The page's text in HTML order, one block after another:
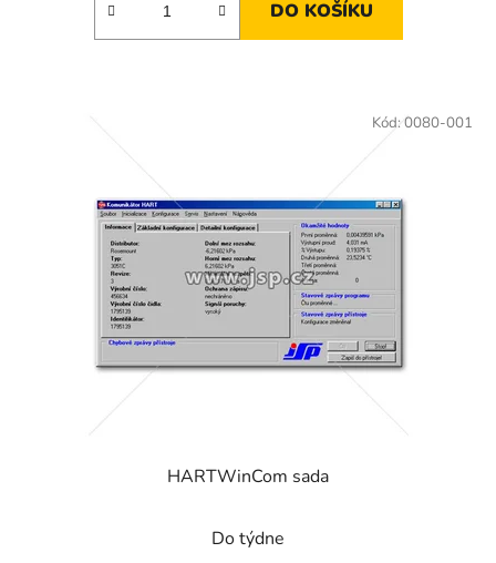
DO KOŠÍKU
HARTWinCom sada
Do týdne
Kód: 0080-001